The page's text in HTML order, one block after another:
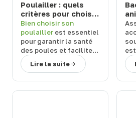
Poulailler : quels
critères pour choisir
un modèle durable
et facile à entretenir
?
Bien choisir son
poulailler est essentiel
pour garantir la santé
des poules et faciliter
l’entretien
au
quotidien. Face aux
Lire la suite
de
?